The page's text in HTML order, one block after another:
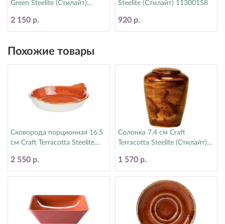
Green Steelite (Стилайт)
2 150 р.
Steelite (Стилайт) 11300158
920 р.
Похожие товары
Сковорода порционная 16.5
см Craft Terracotta Steelite
2 550 р.
Солонка 7.4 см Craft
Terracotta Steelite (Стилайт)
1 570 р.